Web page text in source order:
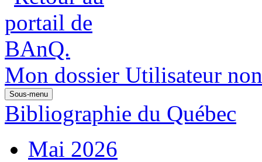
Mon dossier Utilisateur
Sous-menu
Bibliographie du Québec
Mai 2026